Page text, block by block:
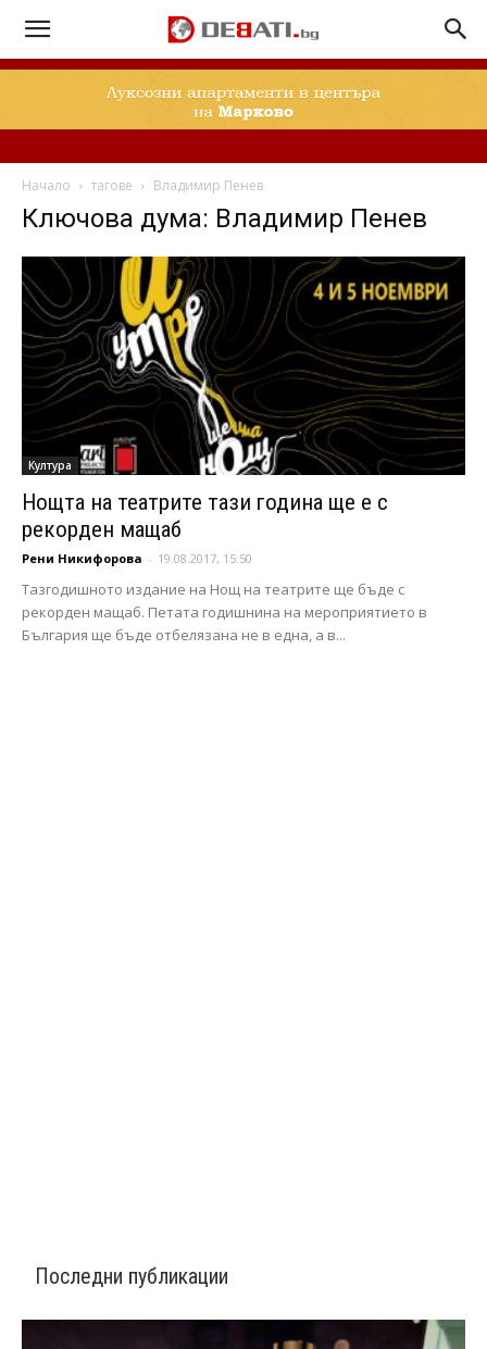
Начало тагове Владимир Пенев
Ключова дума: Владимир Пенев
Култура
Нощта на театрите тази година ще е с
рекорден мащаб
Рени Никифорова - 19.08.2017, 15:50
Тазгодишното издание на Нощ на театрите ще бъде с
рекорден мащаб. Петата годишнина на мероприятието в
България ще бъде отбелязана не в една, а в...
Последни публикации